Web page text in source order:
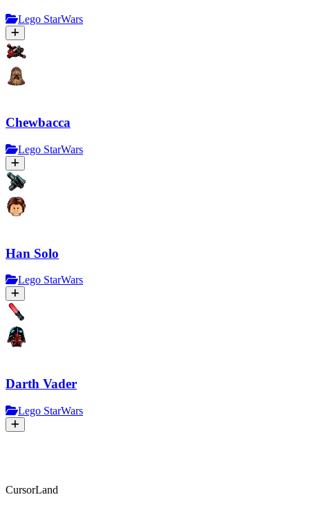
Lego StarWars
Chewbacca
Lego StarWars
Han Solo
Lego StarWars
Darth Vader
Lego StarWars
CursorLand